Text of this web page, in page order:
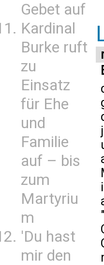
Gebet auf
Kardinal
Burke ruft
zu
Einsatz
für Ehe
und
Familie
auf – bis
zum
Martyriu
m
'Du hast
mir den